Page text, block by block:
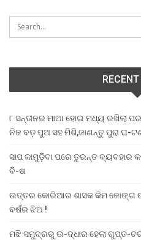
୮ ସନ୍ତାନର ମାଆ ହୋଇ ମଧ୍ୟ ରଖିଲା
ନିଜ ବଡ଼ ପୁଅ ସହ ମିଶି,ଜାଣନ୍ତୁ ପୁରା ଘ-
ସାପ କାମୁଡ଼ିବା ପରେ ତୁରନ୍ତ
ବି-ଷ
ଉତ୍ତର କୋରିଆର ଶାସକ କିମ ଜୋଙ୍ଗ
ବର୍ଷର ଝିଅ !
ମଝି ସମୁଦ୍ରରୁ ଉ-ଦ୍ଧାର ହେଲା ଗୁପ୍ତ-ଚର